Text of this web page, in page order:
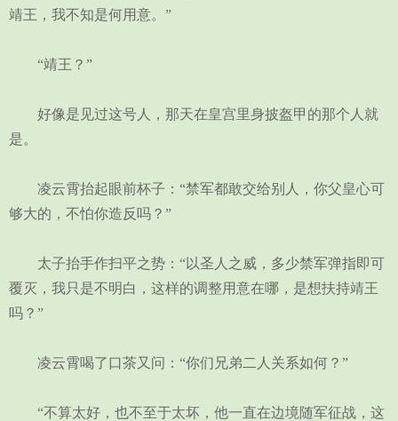
靖王，我不知是何用意。”
“靖王？”
好像是见过这号人，那天在皇宫里身披盔甲的那个人就
是。
凌云霄抬起眼前杯子：“禁军都敢交给别人，你父皇心可
够大的，不怕你造反吗？”
太子抬手作扫平之势：“以圣人之威，多少禁军弹指即可
覆灭，我只是不明白，这样的调整用意在哪，是想扶持靖王
吗？”
凌云霄喝了口茶又问：“你们兄弟二人关系如何？”
“不算太好，也不至于太坏，他一直在边境随军征战，这